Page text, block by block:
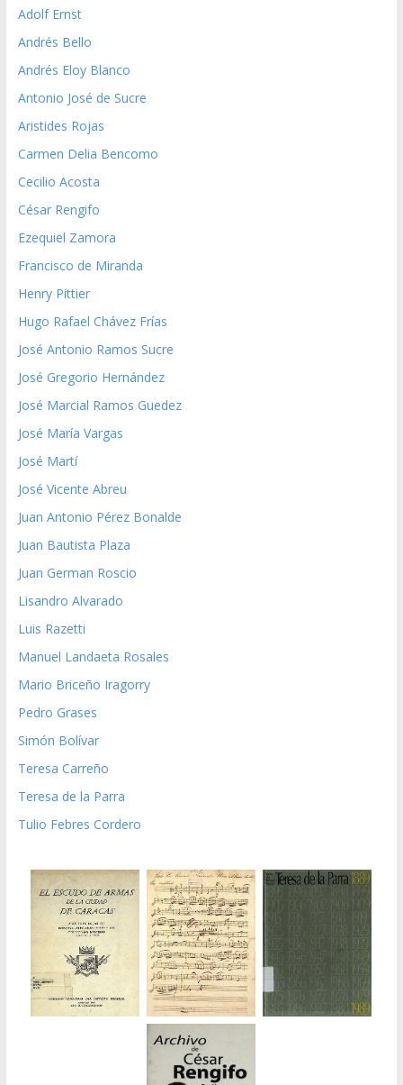
Adolf Ernst
Andrés Bello
Andrés Eloy Blanco
Antonio José de Sucre
Aristides Rojas
Carmen Delia Bencomo
Cecilio Acosta
César Rengifo
Ezequiel Zamora
Francisco de Miranda
Henry Pittier
Hugo Rafael Chávez Frías
José Antonio Ramos Sucre
José Gregorio Hernández
José Marcial Ramos Guedez
José María Vargas
José Martí
José Vicente Abreu
Juan Antonio Pérez Bonalde
Juan Bautista Plaza
Juan German Roscio
Lisandro Alvarado
Luis Razetti
Manuel Landaeta Rosales
Mario Briceño Iragorry
Pedro Grases
Simón Bolívar
Teresa Carreño
Teresa de la Parra
Tulio Febres Cordero